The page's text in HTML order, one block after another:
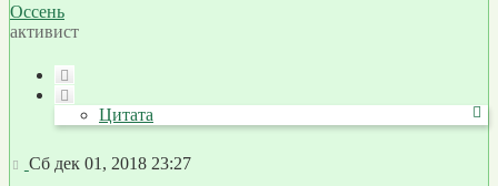
Оссень
активист
Цитата
Сообщение
Сб дек 01, 2018 23:27